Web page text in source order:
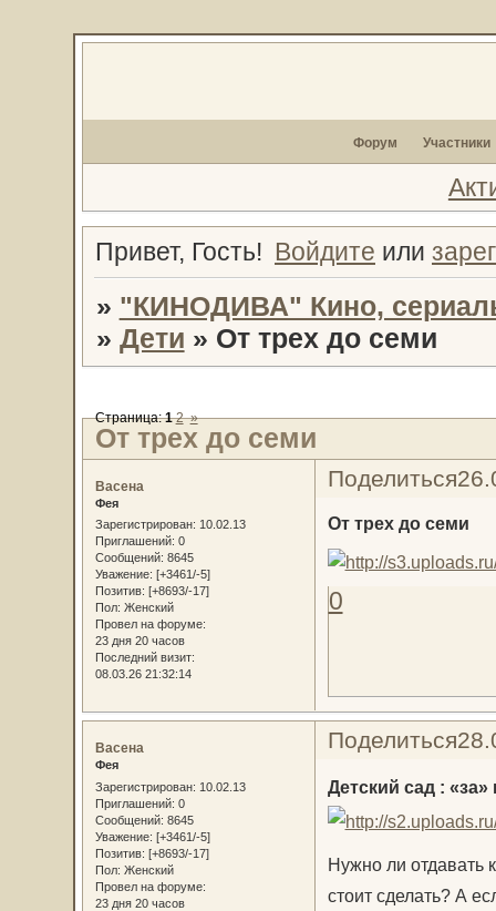
Форум Участники
Привет, Гость! Войдите или
» "КИНОДИВА" Кино,
» Дети » От трех до семи
От трех до семи
Страница:1 2 »
Поделиться
Васена
Фея
Зарегистрирован: 10.02.13
Приглашений: 0
Сообщений: 8645
Уважение: [+3461/-5]
Позитив: [+8693/-17]
Пол: Женский
Провел на форуме:
23 дня 20 часов
Последний визит:
08.03.26 21:32:14
От трех до семи
0
Поделиться
Васена
Фея
Зарегистрирован: 10.02.13
Приглашений: 0
Сообщений: 8645
Уважение: [+3461/-5]
Позитив: [+8693/-17]
Пол: Женский
Провел на форуме:
23 дня 20 часов
Детский сад : «за»
Нужно ли отдавать
стоит сделать? А